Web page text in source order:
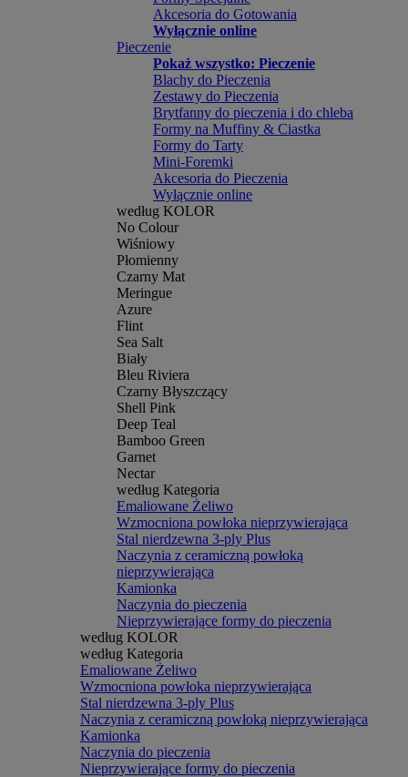
Akcesoria do Gotowania
Wyłącznie online
Pieczenie
Pokaż wszystko: Pieczenie
Blachy do Pieczenia
Zestawy do Pieczenia
Brytfanny do pieczenia i do chleba
Formy na Muffiny & Ciastka
Formy do Tarty
Mini-Foremki
Akcesoria do Pieczenia
Wyłącznie online
według KOLOR
No Colour
Wiśniowy
Płomienny
Czarny Mat
Meringue
Azure
Flint
Sea Salt
Biały
Bleu Riviera
Czarny Błyszczący
Shell Pink
Deep Teal
Bamboo Green
Garnet
Nectar
według Kategoria
Emaliowane Żeliwo
Wzmocniona powłoka nieprzywierająca
Stal nierdzewna 3-ply Plus
Naczynia z ceramiczną powłoką
nieprzywierająca
Kamionka
Naczynia do pieczenia
Nieprzywierające formy do pieczenia
według KOLOR
według Kategoria
Emaliowane Żeliwo
Wzmocniona powłoka nieprzywierająca
Stal nierdzewna 3-ply Plus
Naczynia z ceramiczną powłoką nieprzywierająca
Kamionka
Naczynia do pieczenia
Nieprzywierające formy do pieczenia